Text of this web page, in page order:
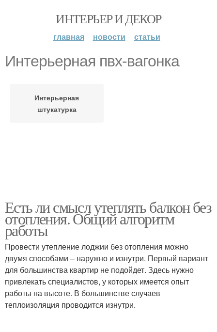
ИНТЕРЬЕР И ДЕКОР
главная новости статьи
Интерьерная пвх-вагонка
Интерьерная
штукатурка
Есть ли смысл утеплять балкон без
отопления. Общий алгоритм
работы
Провести утепление лоджии без отопления можно
двумя способами – наружно и изнутри. Первый вариант
для большинства квартир не подойдет. Здесь нужно
привлекать специалистов, у которых имеется опыт
работы на высоте. В большинстве случаев
теплоизоляция проводится изнутри.